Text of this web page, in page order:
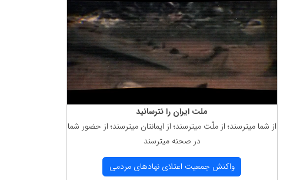
ملت ایران را نترسانید
از شما میترسند؛ از ملّت میترسند؛ از ایمانتان میترسند؛ از حضور شما
در صحنه میترسند
واكنش جمعیت اعتلای نهادهای مردمی